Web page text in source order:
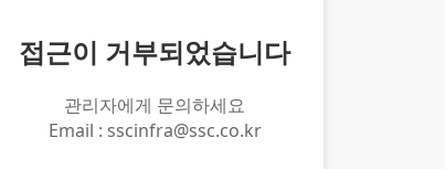
접근이 거부되었습니다
관리자에게 문의하세요
Email : sscinfra@ssc.co.kr